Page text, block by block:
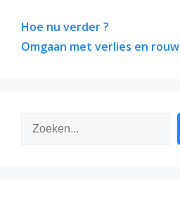
Hoe nu verder ?
Omgaan met verlies en rouw
Zoeken